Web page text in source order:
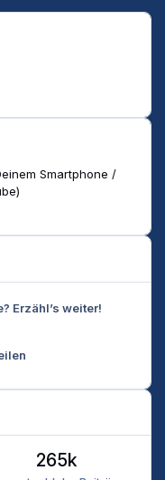
Smartphone /
Erzähl’s weiter!
265k